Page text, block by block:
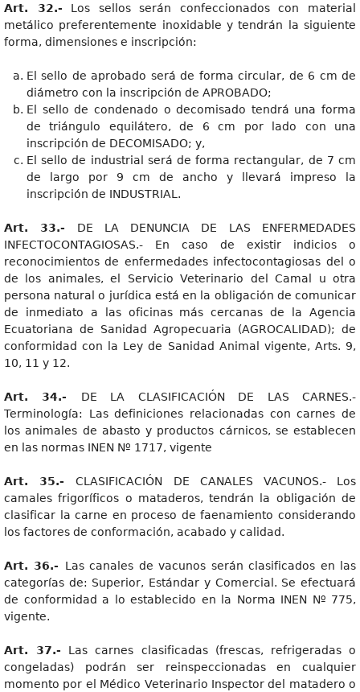
Art. 32.- Los sellos serán confeccionados con material
metálico preferentemente inoxidable y tendrán la siguiente
forma, dimensiones e inscripción:
El sello de aprobado será de forma circular, de 6 cm de
diámetro con la inscripción de APROBADO;
El sello de condenado o decomisado tendrá una forma
de triángulo equilátero, de 6 cm por lado con una
inscripción de DECOMISADO; y,
El sello de industrial será de forma rectangular, de 7 cm
de largo por 9 cm de ancho y llevará impreso la
inscripción de INDUSTRIAL.
Art. 33.- DE LA DENUNCIA DE LAS ENFERMEDADES
INFECTOCONTAGIOSAS.- En caso de existir indicios o
reconocimientos de enfermedades infectocontagiosas del o
de los animales, el Servicio Veterinario del Camal u otra
persona natural o jurídica está en la obligación de comunicar
de inmediato a las oficinas más cercanas de la Agencia
Ecuatoriana de Sanidad Agropecuaria (AGROCALIDAD); de
conformidad con la Ley de Sanidad Animal vigente, Arts. 9,
10, 11 y 12.
Art. 34.- DE LA CLASIFICACIÓN DE LAS CARNES.-
Terminología: Las definiciones relacionadas con carnes de
los animales de abasto y productos cárnicos, se establecen
en las normas INEN Nº 1717, vigente
Art. 35.-CLASIFICACIÓN DE CANALES VACUNOS.- Los
camales frigoríficos o mataderos, tendrán la obligación de
clasificar la carne en proceso de faenamiento considerando
los factores de conformación, acabado y calidad.
Art. 36.- Las canales de vacunos serán clasificados en las
categorías de: Superior, Estándar y Comercial. Se efectuará
de conformidad a lo establecido en la Norma INEN Nº 775,
vigente.
Art. 37.- Las carnes clasificadas (frescas, refrigeradas o
congeladas) podrán ser reinspeccionadas en cualquier
momento por el Médico Veterinario Inspector del matadero o